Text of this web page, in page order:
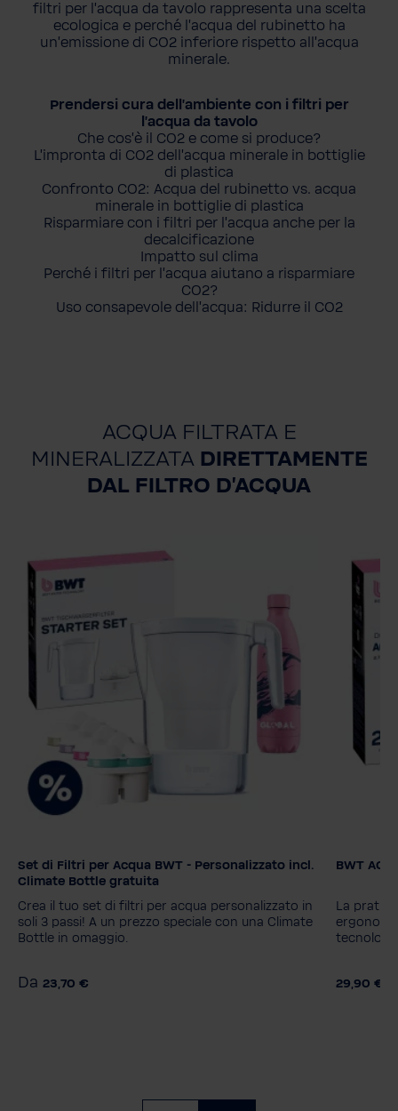
filtri per l'acqua da tavolo rappresenta una scelta
ecologica e perché l'acqua del rubinetto ha
un'emissione di CO2 inferiore rispetto all'acqua
minerale.
Prendersi cura dell'ambiente con i filtri per
l'acqua da tavolo
Che cos'è il CO2 e come si produce?
L'impronta di CO2 dell'acqua minerale in bottiglie
di plastica
Confronto CO2: Acqua del rubinetto vs. acqua
minerale in bottiglie di plastica
Risparmiare con i filtri per l'acqua anche per la
decalcificazione
Impatto sul clima
Perché i filtri per l'acqua aiutano a risparmiare
CO2?
Uso consapevole dell'acqua: Ridurre il CO2
ACQUA FILTRATA E
MINERALIZZATA DIRETTAMENTE
DAL FILTRO D'ACQUA
Set di Filtri per Acqua BWT - Personalizzato incl.
Climate Bottle gratuita
Crea il tuo set di filtri per acqua personalizzato in
soli 3 passi! A un prezzo speciale con una Climate
Bottle in omaggio.
Da 23,70 €
BWT
La
29,90 €